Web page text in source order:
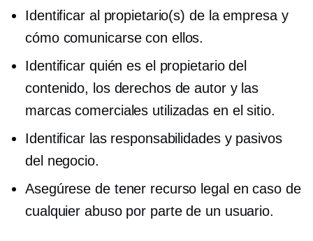
Identificar al propietario(s) de la empresa y
cómo comunicarse con ellos.
Identificar quién es el propietario del
contenido, los derechos de autor y las
marcas comerciales utilizadas en el sitio.
Identificar las responsabilidades y pasivos
del negocio.
Asegúrese de tener recurso legal en caso de
cualquier abuso por parte de un usuario.